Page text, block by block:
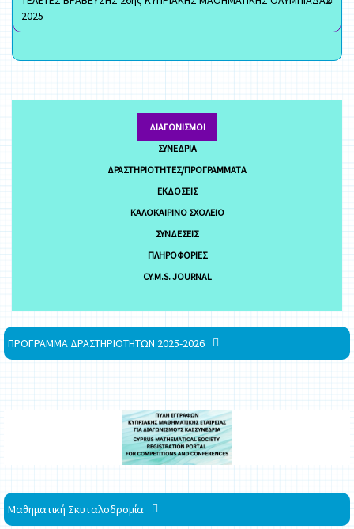
2025
ΔΙΑΓΩΝΙΣΜΟΊ
ΣΥΝΈΔΡΙΑ
ΔΡΑΣΤΗΡΙΌΤΗΤΕΣ/ΠΡΟΓΡΆΜΜΑΤΑ
ΕΚΔΌΣΕΙΣ
ΚΑΛΟΚΑΙΡΙΝΌ ΣΧΟΛΕΊΟ
ΣΥΝΔΈΣΕΙΣ
ΠΛΗΡΟΦΟΡΊΕΣ
CY.M.S. JOURNAL
ΠΡΟΓΡΑΜΜΑ ΔΡΑΣΤΗΡΙΟΤΗΤΩΝ 2025-2026
Μαθηματική Σκυταλοδρομία